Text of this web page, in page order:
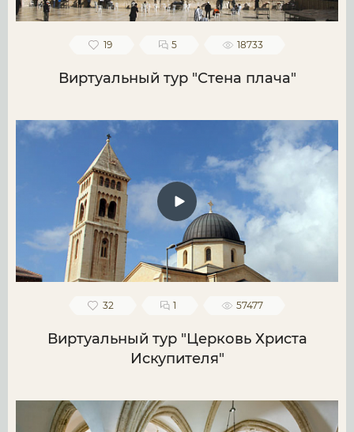
19 5 18733
Виртуальный тур "Стена плача"
32 1 57477
Виртуальный тур "Церковь Христа
Искупителя"